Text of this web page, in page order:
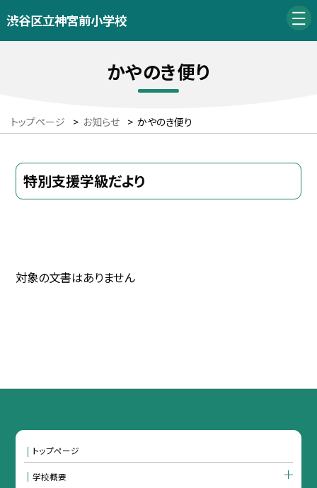
渋谷区立神宮前小学校
かやのき便り
トップページ > お知らせ > かやのき便り
特別支援学級だより
対象の文書はありません
トップページ
学校概要